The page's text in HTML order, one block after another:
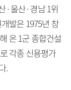
·울산·경남 1위
발은 1975년 창
온 1군 종합건설
각종 신용평가
.